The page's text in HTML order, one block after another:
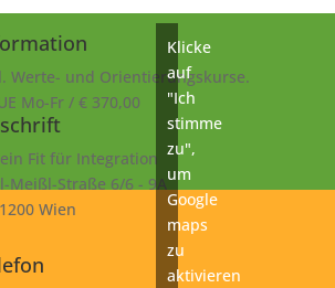
Werte- und Orientierungskurse.
Mo-Fr / € 370,00
Fit für Integration
Meißl-Straße 6/6 - 9A
Wien
Klicke
auf
"Ich
stimme
zu",
um
Google
maps
zu
aktivieren